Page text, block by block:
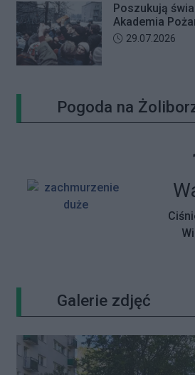
Poszukują
Akademia
wspomnienia z
Data dodania
29.07.2026
Pogoda na
Galerie zdjęć